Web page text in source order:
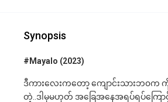
Synopsis
#Mayalo (2023)
ဒီကားလေးကတော့ ကျောင်းသားဘ၀က
တဲ့..ဒါမှမဟုတ် အခြေအနေအရပ်ရပ်ကြ